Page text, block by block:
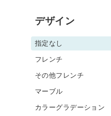
デザイン
指定なし
フレンチ
その他フレンチ
マーブル
カラーグラデーション